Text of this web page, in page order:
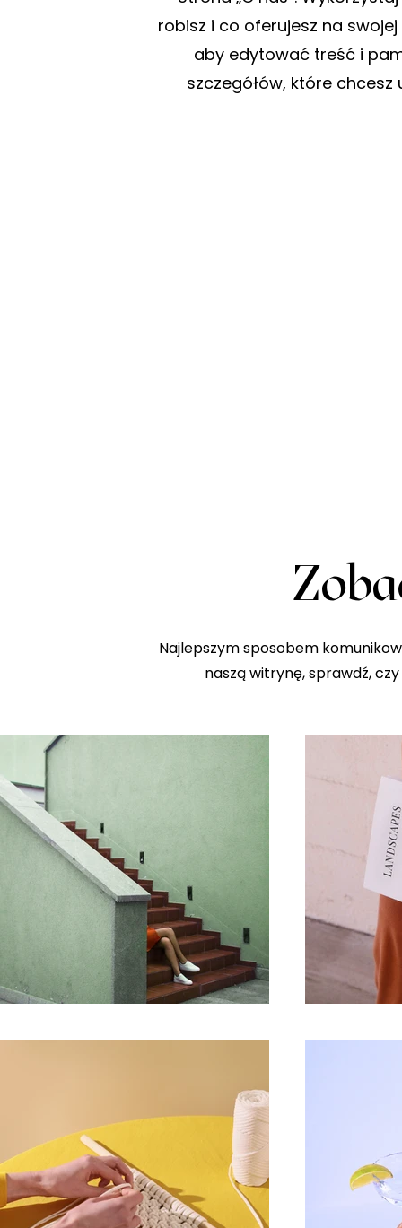
robisz i co oferujesz na
aby edytować treść i
szczegółów, które
Najlepszym sposobem
naszą witrynę, sprawdź,